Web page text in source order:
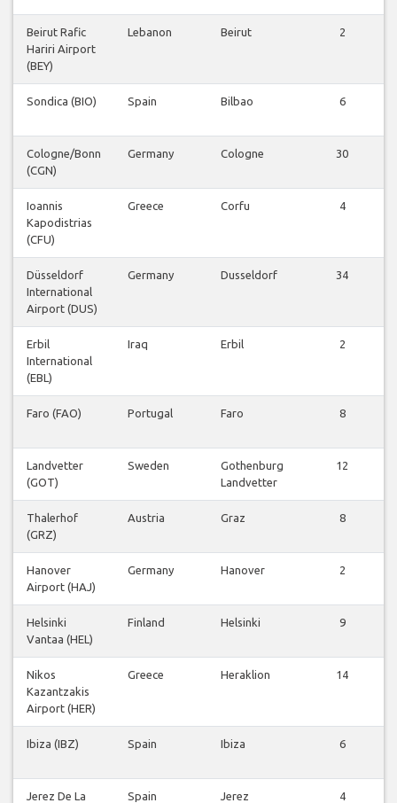
Beirut Rafic
Hariri Airport
(BEY)
Lebanon Beirut 2
Sondica (BIO) Spain Bilbao 6
Cologne/Bonn
(CGN)
Germany Cologne 30
Ioannis
Kapodistrias
(CFU)
Greece Corfu 4
Düsseldorf
International
Airport (DUS)
Germany Dusseldorf 34
Erbil
International
(EBL)
Iraq Erbil 2
Faro (FAO) Portugal Faro 8
Landvetter
(GOT)
Sweden
Gothenburg
Landvetter
12
Thalerhof
(GRZ)
Austria Graz 8
Hanover
Airport (HAJ)
Germany Hanover 2
Helsinki
Vantaa (HEL)
Finland Helsinki 9
Nikos
Kazantzakis
Airport (HER)
Greece Heraklion 14
Ibiza (IBZ) Spain Ibiza 6
Jerez De La
Spain Jerez 4